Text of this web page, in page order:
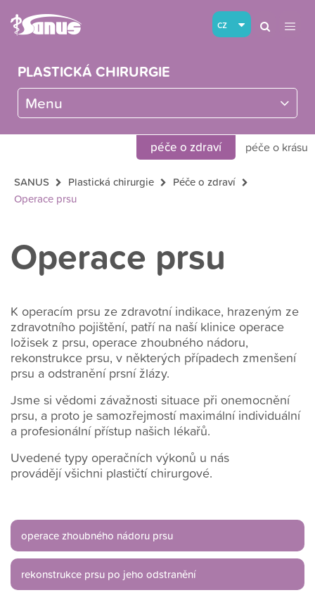
cz
PLASTICKÁ CHIRURGIE
Menu
péče o zdraví péče o krásu
SANUS Plastická chirurgie
Péče o zdraví
Operace prsu
Operace prsu
K operacím prsu ze zdravotní indikace, hrazeným ze
zdravotního pojištění, patří na naší klinice operace
ložisek z prsu, operace zhoubného nádoru,
rekonstrukce prsu, v některých případech zmenšení
prsu a odstranění prsní žlázy.
Jsme si vědomi závažnosti situace při onemocnění
prsu, a proto je samozřejmostí maximální individuální
a profesionální přístup našich lékařů.
Uvedené typy operačních výkonů u nás
provádějí všichni plastičtí chirurgové.
operace zhoubného nádoru prsu
rekonstrukce prsu po jeho odstranění